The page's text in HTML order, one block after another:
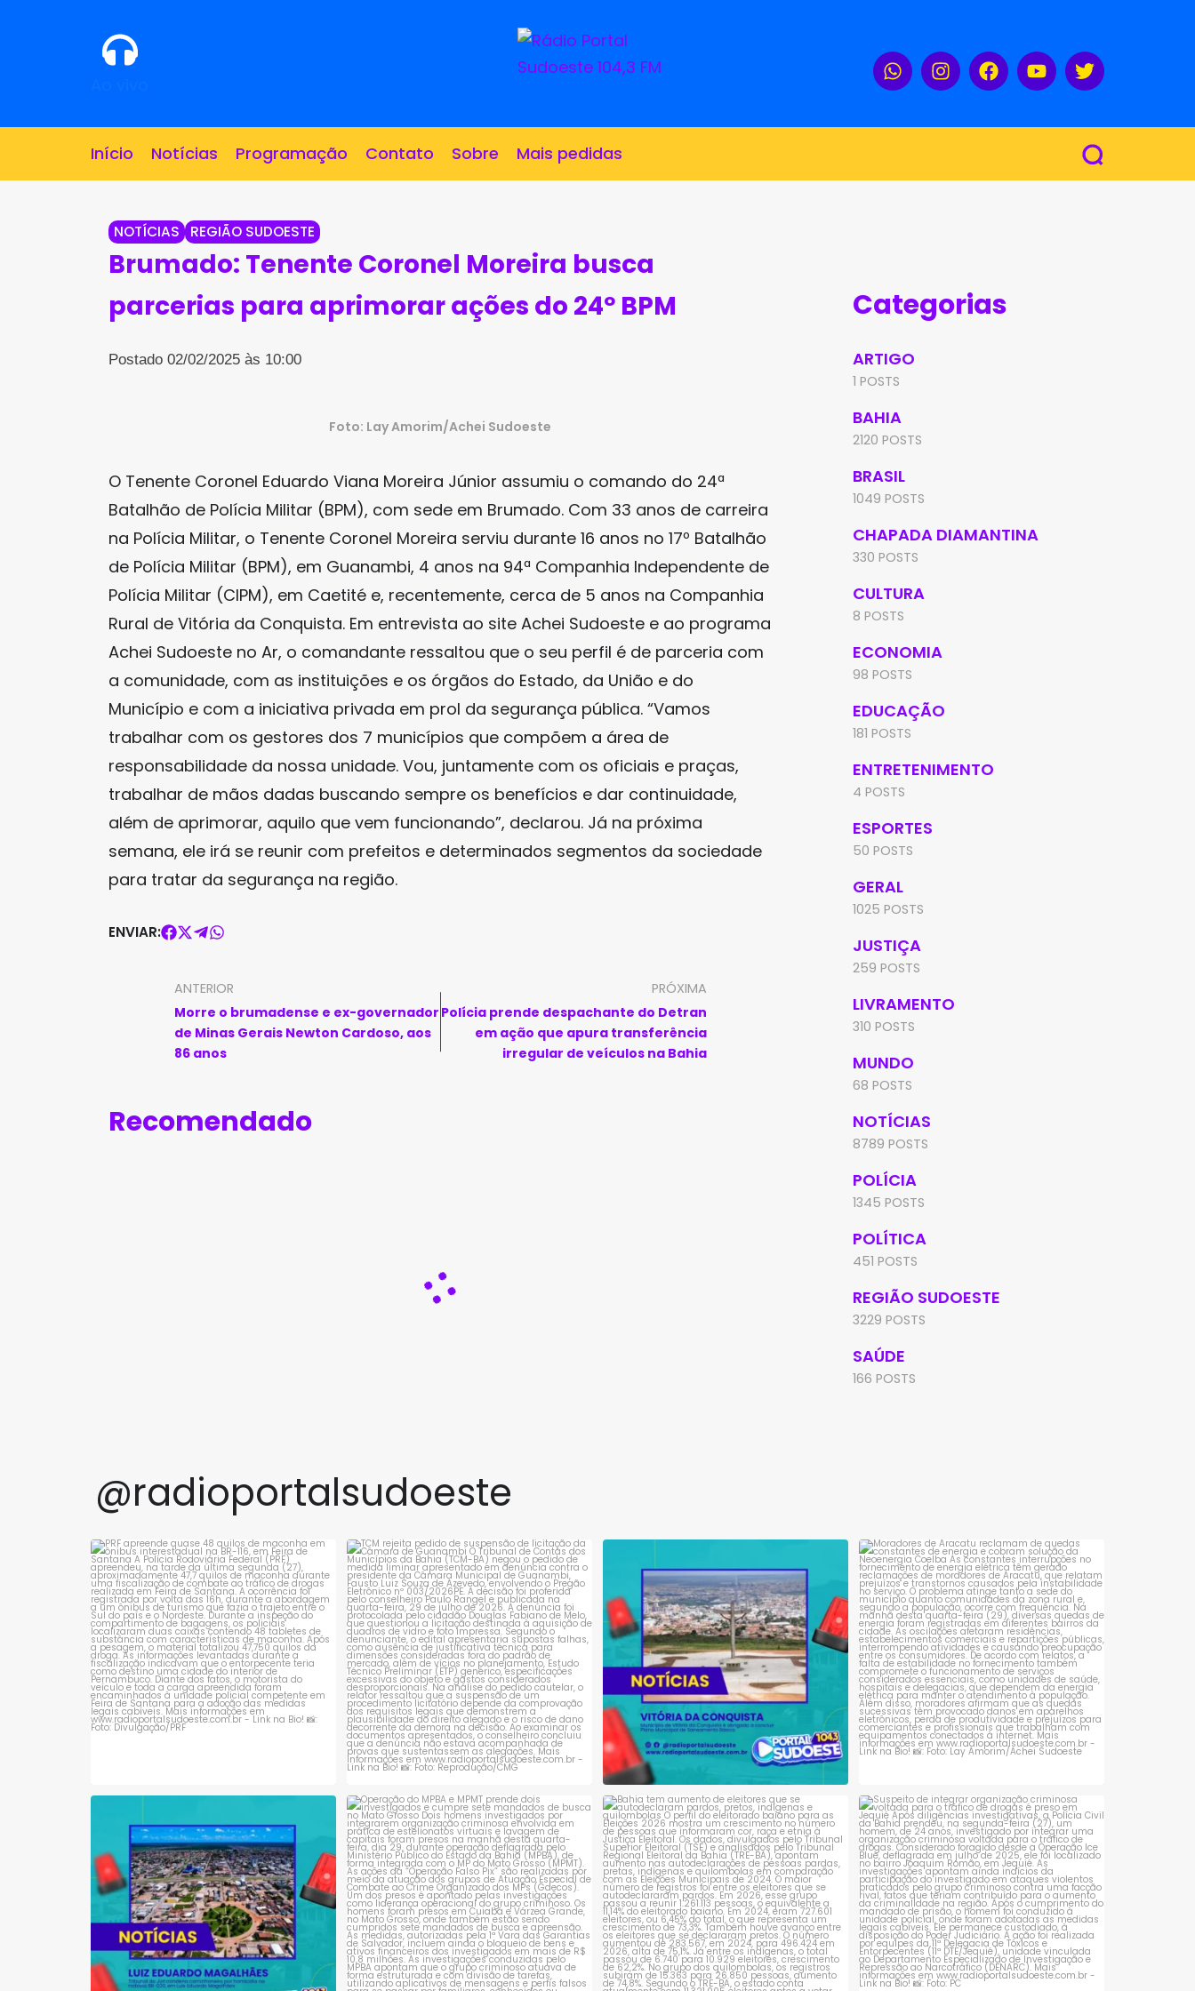
Início Notícias Programação Contato Sobre Mais pedidas
NOTÍCIAS REGIÃO SUDOESTE
Brumado: Tenente Coronel Moreira busca
parcerias para aprimorar ações do 24º BPM
Postado 02/02/2025 às 10:00
Foto: Lay Amorim/Achei Sudoeste
O Tenente Coronel Eduardo Viana Moreira Júnior assumiu o comando do 24ª
Batalhão de Polícia Militar (BPM), com sede em Brumado. Com 33 anos de carreira
na Polícia Militar, o Tenente Coronel Moreira serviu durante 16 anos no 17º Batalhão
de Polícia Militar (BPM), em Guanambi, 4 anos na 94ª Companhia Independente de
Polícia Militar (CIPM), em Caetité e, recentemente, cerca de 5 anos na Companhia
Rural de Vitória da Conquista. Em entrevista ao site Achei Sudoeste e ao programa
Achei Sudoeste no Ar, o comandante ressaltou que o seu perfil é de parceria com
a comunidade, com as instituições e os órgãos do Estado, da União e do
Município e com a iniciativa privada em prol da segurança pública. “Vamos
trabalhar com os gestores dos 7 municípios que compõem a área de
responsabilidade da nossa unidade. Vou, juntamente com os oficiais e praças,
trabalhar de mãos dadas buscando sempre os benefícios e dar continuidade,
além de aprimorar, aquilo que vem funcionando”, declarou. Já na próxima
semana, ele irá se reunir com prefeitos e determinados segmentos da sociedade
para tratar da segurança na região.
ENVIAR:
ANTERIOR
Morre o brumadense e ex-governador
de Minas Gerais Newton Cardoso, aos
86 anos
PRÓXIMA
Polícia prende despachante do Detran
em ação que apura transferência
irregular de veículos na Bahia
Recomendado
Categorias
ARTIGO
1 POSTS
BAHIA
2120 POSTS
BRASIL
1049 POSTS
CHAPADA DIAMANTINA
330 POSTS
CULTURA
8 POSTS
ECONOMIA
98 POSTS
EDUCAÇÃO
181 POSTS
ENTRETENIMENTO
4 POSTS
ESPORTES
50 POSTS
GERAL
1025 POSTS
JUSTIÇA
259 POSTS
LIVRAMENTO
310 POSTS
MUNDO
68 POSTS
NOTÍCIAS
8789 POSTS
POLÍCIA
1345 POSTS
POLÍTICA
451 POSTS
REGIÃO SUDOESTE
3229 POSTS
SAÚDE
166 POSTS
@radioportalsudoeste
PRF apreende quase 48 quilos de maconha
em ônibus...
1 0
TCM rejeita pedido de suspensão de
licitação da...
1 0
obrigado a...
1 0
Moradores de Aracatu reclamam de
quedas constantes...
1 0
por...
1 0
Operação do MPBA e MPMT prende dois
investigados e...
1 0
Bahia tem aumento de eleitores que se
autodeclaram...
1 0
Suspeito de integrar organização criminosa
voltada...
1 0